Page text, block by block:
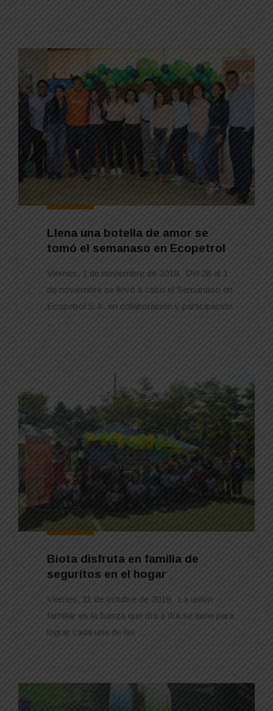
Llena una botella de amor se
tomó el semanaso en Ecopetrol
Viernes, 1 de noviembre de 2019 Del 28 al 1
de noviembre se llevó a cabo el Semanaso en
Ecopetrol S.A. en colaboración y participación
...
Biota disfruta en familia de
seguritos en el hogar
Viernes, 11 de octubre de 2019 La unión
familiar es la fuerza que día a día se tiene para
lograr cada una de las ...